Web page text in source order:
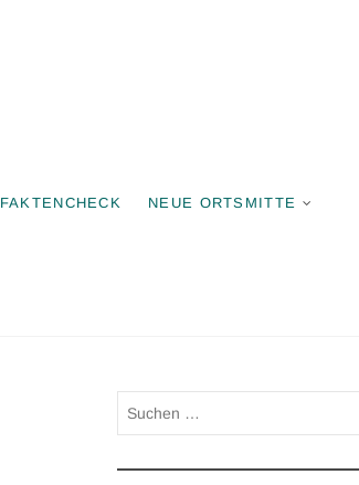
FAKTENCHECK NEUE ORTSMITTE